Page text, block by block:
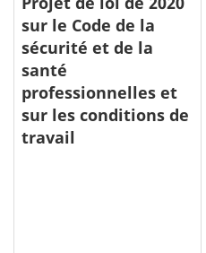
sur le Code de la
sécurité et de la
santé
professionnelles et
sur les conditions de
travail